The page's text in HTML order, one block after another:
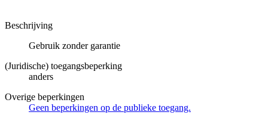
Beschrijving
Gebruik zonder garantie
(Juridische) toegangsbeperking
anders
Overige beperkingen
Geen beperkingen op de publieke toegang.